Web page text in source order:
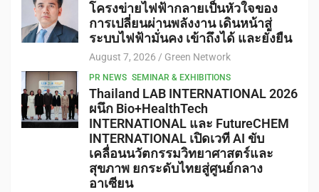
โครงข่ายไฟฟ้ากลายเป็นหัวใจของ
การเปลี่ยนผ่านพลังงาน เดินหน้าสู่
ระบบไฟฟ้ามั่นคง เข้าถึงได้ และยั่งยืน
August 7, 2026 Green Network
PR NEWS SEMINAR & EXHIBITIONS
Thailand LAB INTERNATIONAL 2026
ผนึก Bio+HealthTech
INTERNATIONAL และ FutureCHEM
INTERNATIONAL เปิดเวที AI ขับ
เคลื่อนนวัตกรรมวิทยาศาสตร์และ
สุขภาพ ยกระดับไทยสู่ศูนย์กลาง
อาเซียน